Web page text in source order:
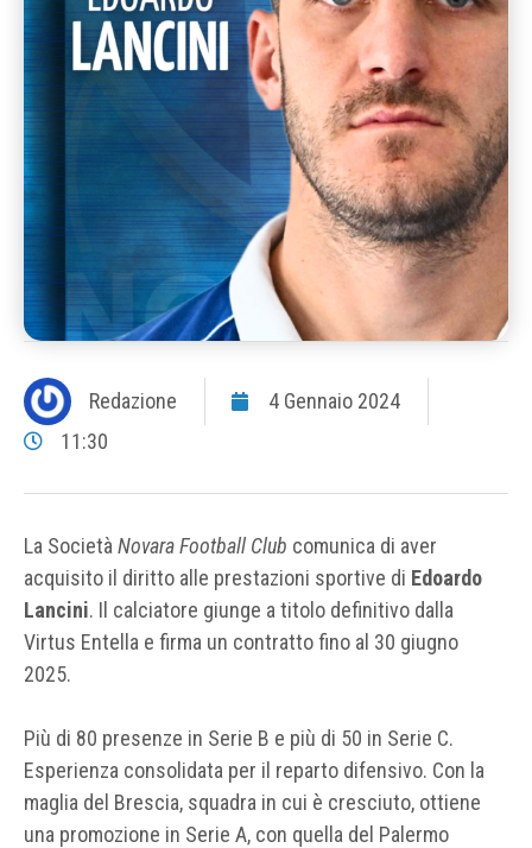
Redazione
4 Gennaio 2024
11:30
La Società Novara Football Club comunica di aver
acquisito il diritto alle prestazioni sportive di Edoardo
Lancini. Il calciatore giunge a titolo definitivo dalla
Virtus Entella e firma un contratto fino al 30 giugno
2025.
Più di 80 presenze in Serie B e più di 50 in Serie C.
Esperienza consolidata per il reparto difensivo. Con la
maglia del Brescia, squadra in cui è cresciuto, ottiene
una promozione in Serie A, con quella del Palermo